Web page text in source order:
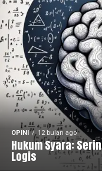
OPINI 12 bulan ago
Hukum Syara:
Logis